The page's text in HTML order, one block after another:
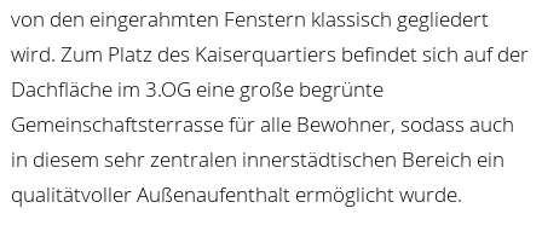
von den eingerahmten Fenstern klassisch gegliedert
wird. Zum Platz des Kaiserquartiers befindet sich auf der
Dachfläche im 3.OG eine große begrünte
Gemeinschaftsterrasse für alle Bewohner, sodass auch
in diesem sehr zentralen innerstädtischen Bereich ein
qualitätvoller Außenaufenthalt ermöglicht wurde.